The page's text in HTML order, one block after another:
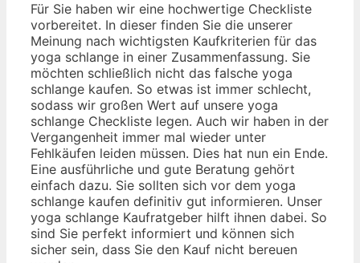
Für Sie haben wir eine hochwertige Checkliste
vorbereitet. In dieser finden Sie die unserer
Meinung nach wichtigsten Kaufkriterien für das
yoga schlange in einer Zusammenfassung. Sie
möchten schließlich nicht das falsche yoga
schlange kaufen. So etwas ist immer schlecht,
sodass wir großen Wert auf unsere yoga
schlange Checkliste legen. Auch wir haben in der
Vergangenheit immer mal wieder unter
Fehlkäufen leiden müssen. Dies hat nun ein Ende.
Eine ausführliche und gute Beratung gehört
einfach dazu. Sie sollten sich vor dem yoga
schlange kaufen definitiv gut informieren. Unser
yoga schlange Kaufratgeber hilft ihnen dabei. So
sind Sie perfekt informiert und können sich
sicher sein, dass Sie den Kauf nicht bereuen